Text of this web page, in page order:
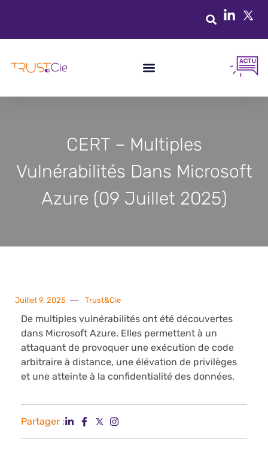
CERT – Multiples
Vulnérabilités Dans Microsoft
Azure (09 Juillet 2025)
Juillet 9, 2025 Trust&Cie
De multiples vulnérabilités ont été découvertes
dans Microsoft Azure. Elles permettent à un
attaquant de provoquer une exécution de code
arbitraire à distance, une élévation de privilèges
et une atteinte à la confidentialité des données.
Partager :